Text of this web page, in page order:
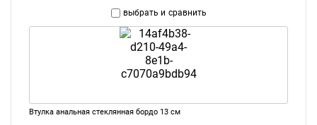
выбрать и сравнить
Втулка анальная стеклянная бордо 13 см